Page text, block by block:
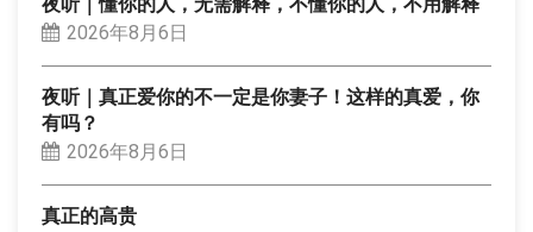
2026年8月6日
夜听｜真正爱你的不一定是你妻子！这样的真爱，你
有吗？
2026年8月6日
真正的高贵